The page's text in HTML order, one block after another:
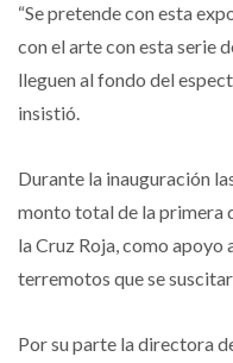
“Se pretende con esta
con el arte con esta serie
lleguen al fondo del
insistió.
Durante la inauguración
monto total de la primera
la Cruz Roja, como apoyo
terremotos que se
Por su parte la directora